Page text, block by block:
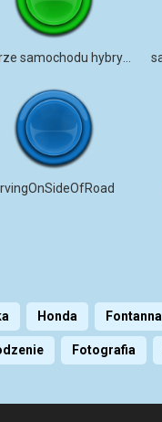
Wnętrze samochodu hybrydowego, gwiazda, jazda, stop
Honda Fontanna
Fotografia